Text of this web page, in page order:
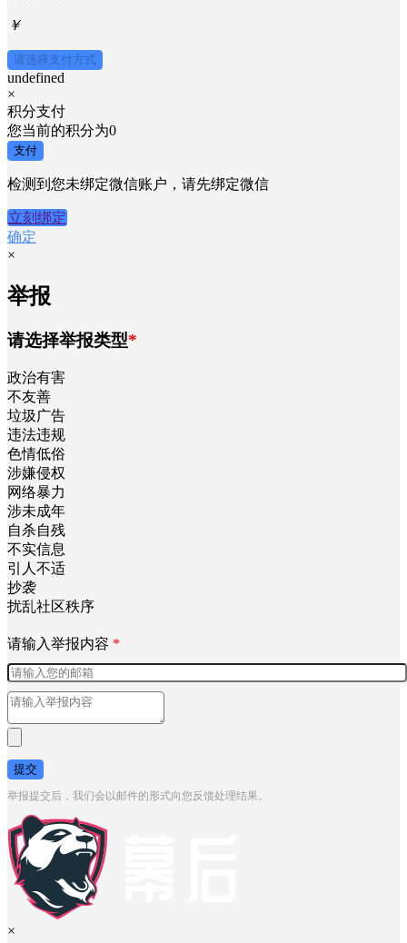
￥
请选择支付方式
undefined
×
积分支付
您当前的积分为0
支付
检测到您未绑定微信账户，请先绑定微信
立刻绑定
确定
×
举报
请选择举报类型*
政治有害
不友善
垃圾广告
违法违规
色情低俗
涉嫌侵权
网络暴力
涉未成年
自杀自残
不实信息
引人不适
抄袭
扰乱社区秩序
请输入举报内容 *
提交
举报提交后，我们会以邮件的形式向您反馈处理结果。
×